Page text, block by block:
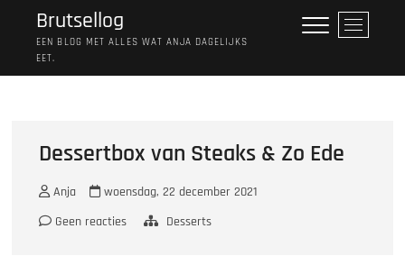
Brutsellog
EEN BLOG MET ALLES WAT ANJA DAGELIJKS
EET.
M
e
Dessertbox van Steaks & Zo Ede
Anja
woensdag, 22 december 2021
Geen reacties
Desserts